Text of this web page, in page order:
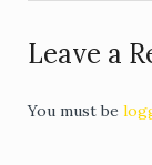
Leave a
You must be